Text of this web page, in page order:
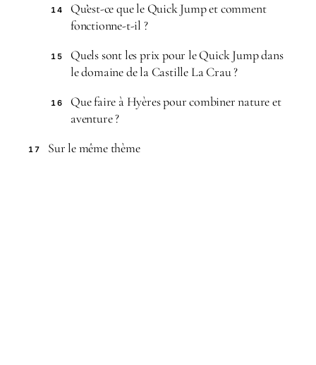
14
Qu’est-ce que le Quick Jump et comment
fonctionne-t-il ?
15
Quels sont les prix pour le Quick Jump dans
le domaine de la Castille La Crau ?
16
Que faire à Hyères pour combiner nature et
aventure ?
17 Sur le même thème